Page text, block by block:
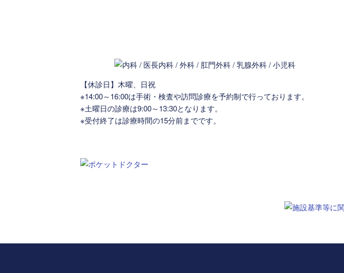
【休診日】木曜、日祝
※14:00～16:00は手術・検査や訪問診療を予約制で行っております。
※土曜日の診療は9:00～13:30となります。
※受付終了は診療時間の15分前までです。